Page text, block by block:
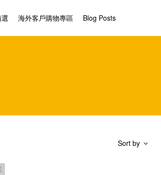
海外客戶購物專區 Blog Posts
Sort by